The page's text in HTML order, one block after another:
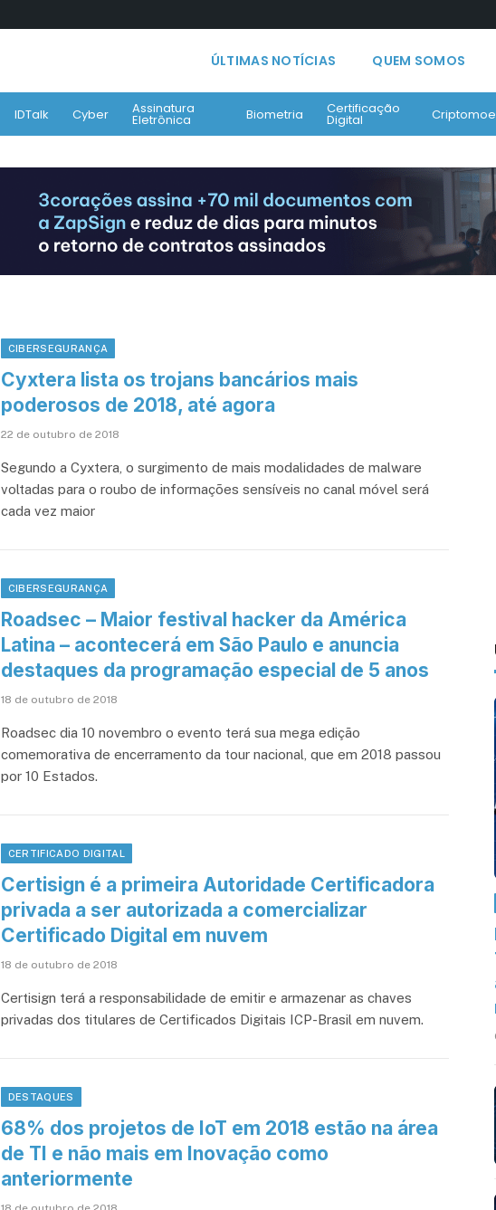
ÚLTIMAS NOTÍCIAS QUEM SOMOS
IDTalk Cyber Assinatura
Eletrônica Biometria Certificação
Digital
CIBERSEGURANÇA
Cyxtera lista os trojans bancários mais
poderosos de 2018, até agora
22 de outubro de 2018
Segundo a Cyxtera, o surgimento de mais modalidades de malware
voltadas para o roubo de informações sensíveis no canal móvel será
cada vez maior
CIBERSEGURANÇA
Roadsec – Maior festival hacker da América
Latina – acontecerá em São Paulo e anuncia
destaques da programação especial de 5 anos
18 de outubro de 2018
Roadsec dia 10 novembro o evento terá sua mega edição
comemorativa de encerramento da tour nacional, que em 2018 passou
por 10 Estados.
CERTIFICADO DIGITAL
Certisign é a primeira Autoridade Certificadora
privada a ser autorizada a comercializar
Certificado Digital em nuvem
18 de outubro de 2018
Certisign terá a responsabilidade de emitir e armazenar as chaves
privadas dos titulares de Certificados Digitais ICP-Brasil em nuvem.
DESTAQUES
68% dos projetos de IoT em 2018 estão na área
de TI e não mais em Inovação como
anteriormente